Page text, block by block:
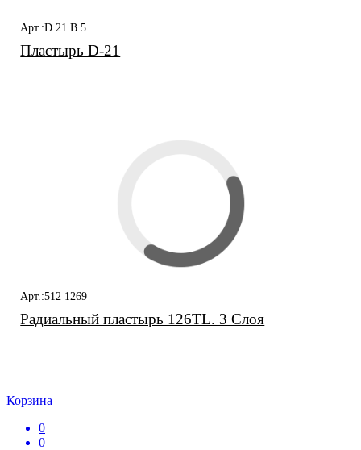
Арт.:D.21.B.5.
Пластырь D-21
Арт.:512 1269
Радиальный пластырь 126TL. 3 Слоя
Корзина
0
0